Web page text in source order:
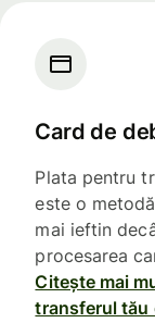
Card de
Plata pentru
este o
mai ieftin
procesarea
Citește mai
transferul tău